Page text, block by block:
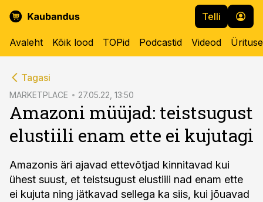
Telli
Avaleht Kõik lood TOPid Podcastid Videod
Tagasi
MARKETPLACE 27.05.22, 13:50
Amazoni müüjad: teistsugust
elustiili enam ette ei kujutagi
Amazonis äri ajavad ettevõtjad kinnitavad kui
ühest suust, et teistsugust elustiili nad enam ette
ei kujuta ning jätkavad sellega ka siis, kui jõuavad